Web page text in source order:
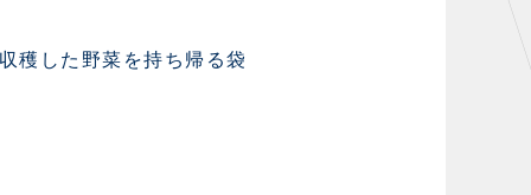
穫した野菜を持ち帰る袋